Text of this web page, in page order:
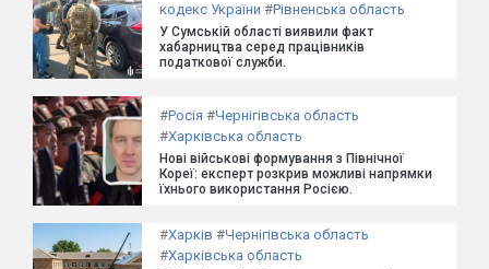
кодекс України #Рівненська область
У Сумській області виявили факт
хабарництва серед працівників
податкової служби.
#Росія #Чернігівська область
#Харківська область
Нові військові формування з Північної
Кореї: експерт розкрив можливі напрямки
їхнього використання Росією.
#Харків #Чернігівська область
#Харківська область